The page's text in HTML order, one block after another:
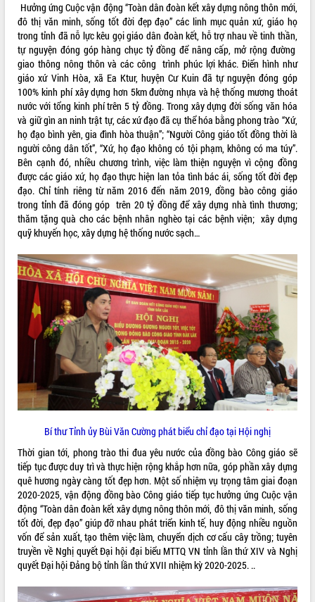
THỐNG KÊ TRUY CẬP
Hôm nay:
14187
Tất cả: 66026927
Hưởng ứng Cuộc vận động “Toàn dân đoàn kết xây dựng nông thôn mới,
đô thị văn minh, sống tốt đời đẹp đạo” các linh mục quản xứ, giáo họ
trong tỉnh đã nỗ lực kêu gọi giáo dân đoàn kết, hỗ trợ nhau về tinh thần,
tự nguyện đóng góp hàng chục tỷ đồng để nâng cấp, mở rộng đường
giao thông nông thôn và các công trình phúc lợi khác. Điển hình như
giáo xứ Vinh Hòa, xã Ea Ktur, huyện Cư Kuin đã tự nguyện đóng góp
100% kinh phí xây dựng hơn 5km đường nhựa và hệ thống mương thoát
nước với tổng kinh phí trên 5 tỷ đồng. Trong xây dựng đời sống văn hóa
và giữ gìn an ninh trật tự, các xứ đạo đã cụ thể hóa bằng phong trào “Xứ,
họ đạo bình yên, gia đình hòa thuận”; “Người Công giáo tốt đồng thời là
người công dân tốt”, “Xứ, họ đạo không có tội phạm, không có ma túy”.
Bên cạnh đó, nhiều chương trình, việc làm thiện nguyện vì cộng đồng
được các giáo xứ, họ đạo thực hiện lan tỏa tình bác ái, sống tốt đời đẹp
đạo. Chỉ tính riêng từ năm 2016 đến năm 2019, đồng bào công giáo
trong tỉnh đã đóng góp trên 20 tỷ đồng để xây dựng nhà tình thương;
thăm tặng quà cho các bệnh nhân nghèo tại các bệnh viện; xây dựng
quỹ khuyến học, xây dựng hệ thống nước sạch…
Bí thư Tỉnh ủy Bùi Văn Cường phát biểu chỉ đạo tại Hội nghị
Thời gian tới, phong trào thi đua yêu nước của đồng bào Công giáo sẽ
tiếp tục được duy trì và thực hiện rộng khắp hơn nữa, góp phần xây dựng
quê hương ngày càng tốt đẹp hơn. Một số nhiệm vụ trọng tâm giai đoạn
2020-2025, vận động đồng bào Công giáo tiếp tục hưởng ứng Cuộc vận
động “Toàn dân đoàn kết xây dựng nông thôn mới, đô thị văn minh, sống
tốt đời, đẹp đạo” giúp đỡ nhau phát triển kinh tế, huy động nhiều nguồn
vốn để sản xuất, tạo thêm việc làm, chuyển dịch cơ cấu cây trồng; tuyên
truyền về Nghị quyết Đại hội đại biểu MTTQ VN tỉnh lần thứ XIV và Nghị
quyết Đại hội Đảng bộ tỉnh lần thứ XVII nhiệm kỳ 2020-2025. ..